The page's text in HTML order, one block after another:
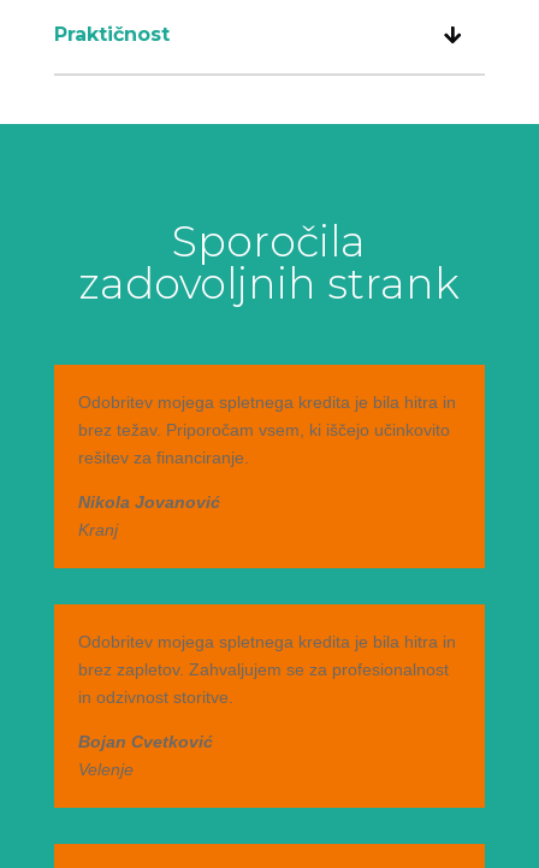
Praktičnost
Sporočila
zadovoljnih strank
Odobritev mojega spletnega kredita je bila hitra in
brez težav. Priporočam vsem, ki iščejo učinkovito
rešitev za financiranje.
Nikola Jovanović
Kranj
Odobritev mojega spletnega kredita je bila hitra in
brez zapletov. Zahvaljujem se za profesionalnost
in odzivnost storitve.
Bojan Cvetković
Velenje